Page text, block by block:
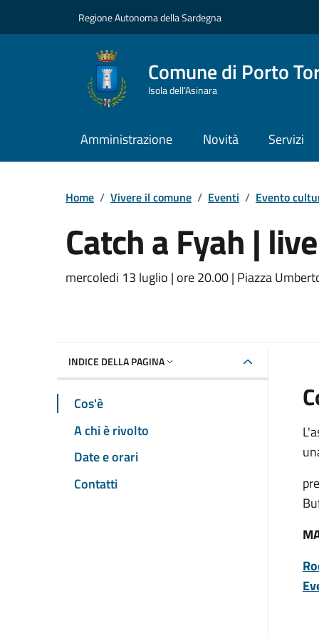
Regione Autonoma della Sardegna
Comune di Porto
Isola dell’Asinara
Amministrazione Novità Servizi
Home / Vivere il comune / Eventi / Evento
Catch a Fyah | live
Dettaglio
mercoledi 13 luglio | ore 20.00 | Piazza
INDICE DELLA PAGINA
Cos'è
A chi è rivolto
Date e orari
Contatti